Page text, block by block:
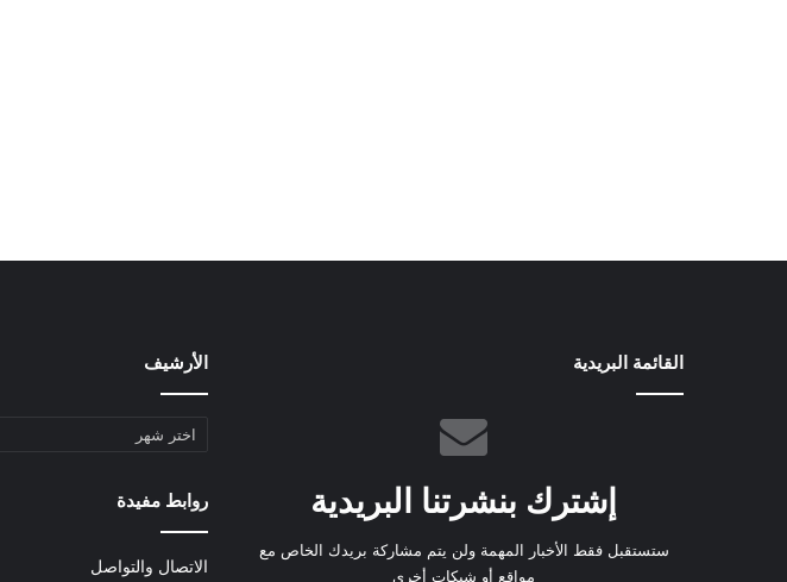
القائمة البريدية
إشترك بنشرتنا البريدية
ستستقبل فقط الأخبار المهمة ولن يتم مشاركة بريدك الخاص مع
مواقع أو شبكات أخرى
الأرشيف
الأرشيف
روابط مفيدة
الاتصال والتواصل